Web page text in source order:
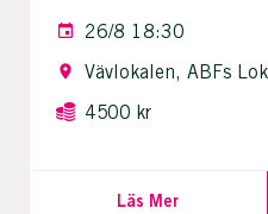
26/8 18:30
Vävlokalen, ABFs
4500 kr
Läs Mer